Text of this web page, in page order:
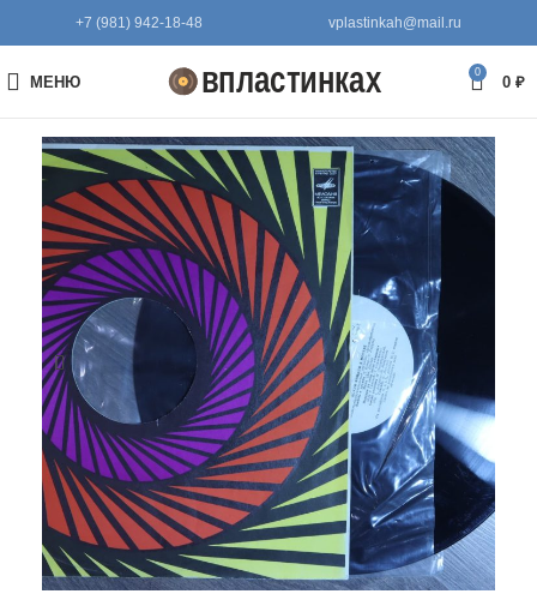
+7 (981) 942-18-48 vplastinkah@mail.ru
МЕНЮ
0
0 ₽